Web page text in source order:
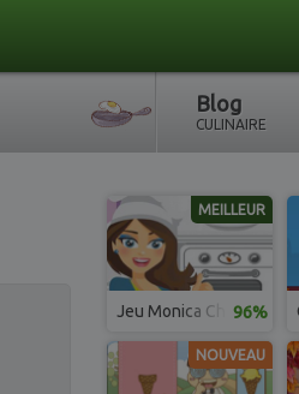
Blog
CULINAIRE
MEILLEUR
Jeu Monica Chef96%
NOUVEAU